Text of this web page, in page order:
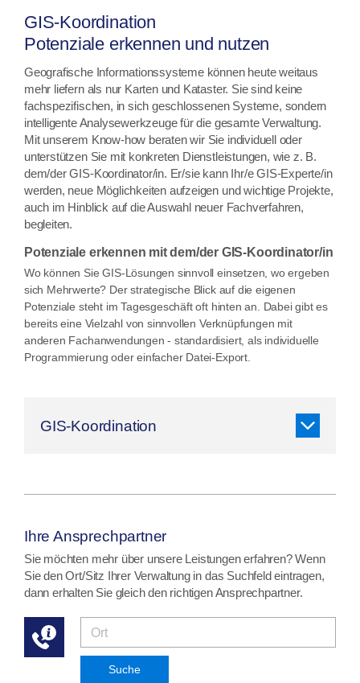
GIS-Koordination
Potenziale erkennen und nutzen
Geografische Informationssysteme können heute weitaus
mehr liefern als nur Karten und Kataster. Sie sind keine
fachspezifischen, in sich geschlossenen Systeme, sondern
intelligente Analysewerkzeuge für die gesamte Verwaltung.
Mit unserem Know-how beraten wir Sie individuell oder
unterstützen Sie mit konkreten Dienstleistungen, wie z. B.
dem/der GIS-Koordinator/in. Er/sie kann Ihr/e GIS-Experte/in
werden, neue Möglichkeiten aufzeigen und wichtige Projekte,
auch im Hinblick auf die Auswahl neuer Fachverfahren,
begleiten.
Potenziale erkennen mit dem/der GIS-Koordinator/in
Wo können Sie GIS-Lösungen sinnvoll einsetzen, wo ergeben
sich Mehrwerte? Der strategische Blick auf die eigenen
Potenziale steht im Tagesgeschäft oft hinten an. Dabei gibt es
bereits eine Vielzahl von sinnvollen Verknüpfungen mit
anderen Fachanwendungen - standardisiert, als individuelle
Programmierung oder einfacher Datei-Export.
GIS-Koordination
Ihre Ansprechpartner
Sie möchten mehr über unsere Leistungen erfahren? Wenn
Sie den Ort/Sitz Ihrer Verwaltung in das Suchfeld eintragen,
dann erhalten Sie gleich den richtigen Ansprechpartner.
Suche